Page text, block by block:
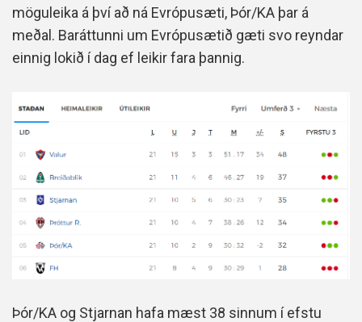
möguleika á því að ná Evrópusæti, Þór/KA þar á
meðal. Baráttunni um Evrópusætið gæti svo reyndar
einnig lokið í dag ef leikir fara þannig.
Þór/KA og Stjarnan hafa mæst 38 sinnum í efstu